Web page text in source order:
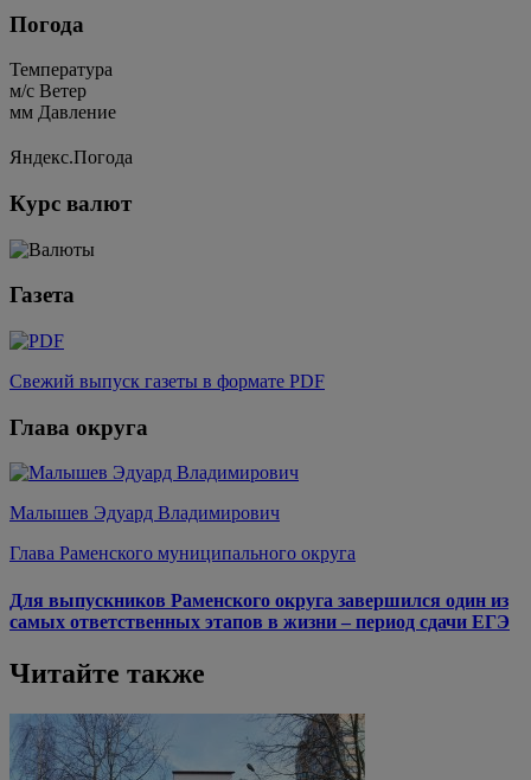
Погода
Температура
м/c Ветер
мм Давление
Яндекс.Погода
Курс валют
Газета
Свежий выпуск газеты в формате PDF
Глава округа
Малышев Эдуард Владимирович
Глава Раменского муниципального округа
Для выпускников Раменского округа завершился один из
самых ответственных этапов в жизни – период сдачи ЕГЭ
Читайте также